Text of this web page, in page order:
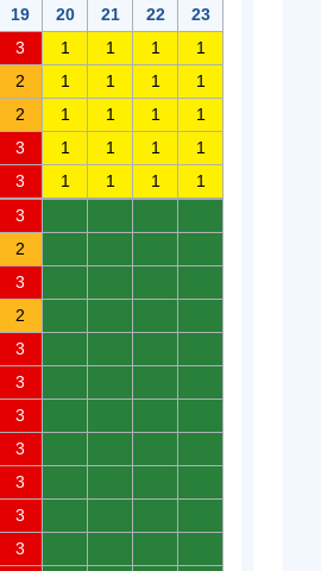
19 20 21 22
23
3 1 1 1
1
2 1 1 1
1
2 1 1 1
1
3 1 1 1
1
3 1 1 1
1
3
2
3
2
3
3
3
3
3
3
3